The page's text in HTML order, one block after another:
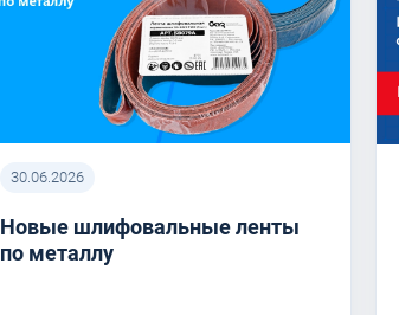
30.06.2026
Новые шлифовальные ленты
по металлу